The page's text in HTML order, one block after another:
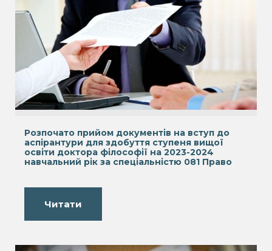
Розпочато прийом документів на вступ до
аспірантури для здобуття ступеня вищої
освіти доктора філософії на 2023-2024
навчальний рік за спеціальністю 081 Право
Читати